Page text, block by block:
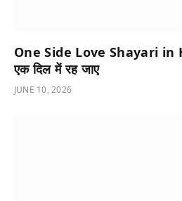
One Side Love Shayari in
एक दिल में रह जाए
JUNE 10, 2026